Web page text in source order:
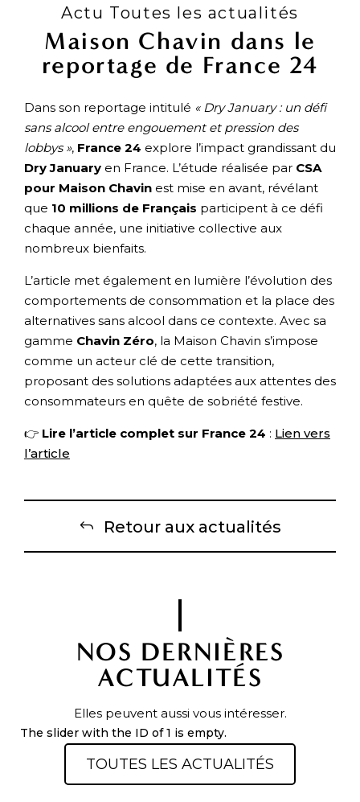
Actu Toutes les actualités
Maison Chavin dans le
reportage de France 24
Dans son reportage intitulé « Dry January : un défi
sans alcool entre engouement et pression des
lobbys », France 24 explore l’impact grandissant du
Dry January en France. L’étude réalisée par CSA
pour Maison Chavin est mise en avant, révélant
que 10 millions de Français participent à ce défi
chaque année, une initiative collective aux
nombreux bienfaits.
L’article met également en lumière l’évolution des
comportements de consommation et la place des
alternatives sans alcool dans ce contexte. Avec sa
gamme Chavin Zéro, la Maison Chavin s’impose
comme un acteur clé de cette transition,
proposant des solutions adaptées aux attentes des
consommateurs en quête de sobriété festive.
👉 Lire l’article complet sur France 24 : Lien vers
l’article
Retour aux actualités
NOS DERNIÈRES
ACTUALITÉS
Elles peuvent aussi vous intéresser.
The slider with the ID of 1 is empty.
TOUTES LES ACTUALITÉS